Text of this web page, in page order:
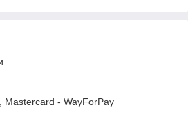
Mastercard - WayForPay